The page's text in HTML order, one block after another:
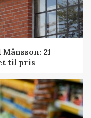
21
til pris